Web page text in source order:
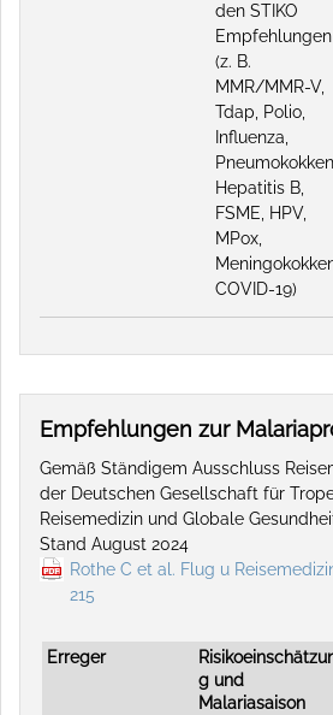
den STIKO
Empfehlungen
(z. B.
MMR/MMR-V,
Tdap, Polio,
Influenza,
Pneumokokken,
Hepatitis B,
FSME, HPV,
MPox,
COVID-19)
Empfehlungen zur
Gemäß Ständigem Ausschluss
der Deutschen Gesellschaft für
Reisemedizin und Globale Gesundheit
Stand August 2024
Rothe C et al. Flug u
215
Erreger
g und
Malariasaison